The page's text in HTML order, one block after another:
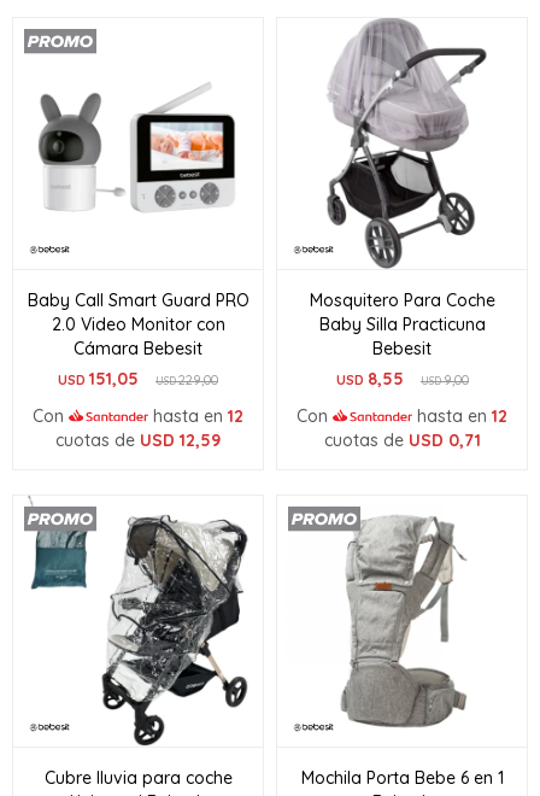
Baby Call Smart Guard PRO
2.0 Video Monitor con
Cámara Bebesit
USD 151,05 USD229,00
Con hasta en 12
cuotas de USD 12,59
Mosquitero Para Coche
Baby Silla Practicuna
Bebesit
USD 8,55 USD9,00
Con hasta en 12
cuotas de USD 0,71
Cubre lluvia para coche
Mochila Porta Bebe 6 en 1